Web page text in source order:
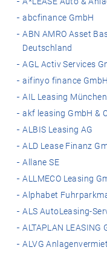
abcfinance GmbH
ABN AMRO Asset
Deutschland
AGL Activ Services
aifinyo finance GmbH
AIL Leasing
akf leasing GmbH &
ALBIS Leasing AG
ALD Lease Finanz
Allane SE
ALLMECO Leasing
Alphabet
ALS AutoLeasing-
ALTAPLAN LEASING
ALVG